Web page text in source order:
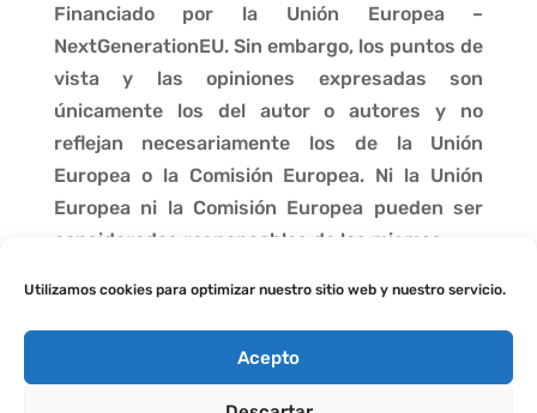
Utilizamos cookies para optimizar nuestro sitio web y nuestro servicio.
Acepto
Financiado por la Unión Europea –
NextGenerationEU. Sin embargo, los puntos de
vista y las opiniones expresadas son
únicamente los del autor o autores y no
reflejan necesariamente los de la Unión
Europea o la Comisión Europea. Ni la Unión
Europea ni la Comisión Europea pueden ser
consideradas responsables de las mismas.